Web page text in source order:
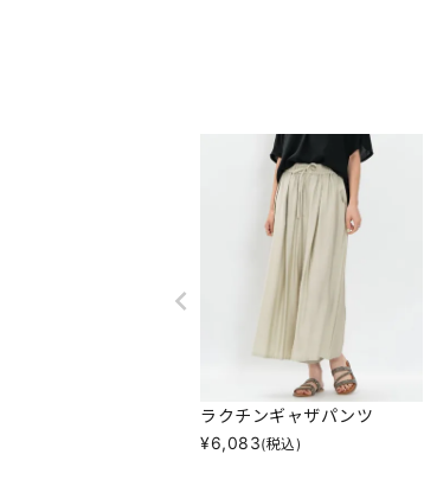
ラクチンギャザパンツ
¥6,083(税込)